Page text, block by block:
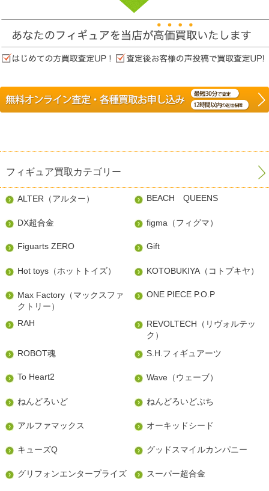
フィギュア買取カテゴリー
ALTER（アルター） BEACH QUEENS
DX超合金 figma（フィグマ）
Figuarts ZERO Gift
Hot toys（ホットトイズ） KOTOBUKIYA（コトブキヤ）
Max Factory（マックスファ
クトリー）
ONE PIECE P.O.P
RAH
REVOLTECH（リヴォルテッ
ク）
ROBOT魂
S.H.フィギュアーツ
To Heart2 Wave（ウェーブ）
ねんどろいど ねんどろいどぷち
アルファマックス オーキッドシード
キューズQ グッドスマイルカンパニー
グリフォンエンタープライズ スーパー超合金